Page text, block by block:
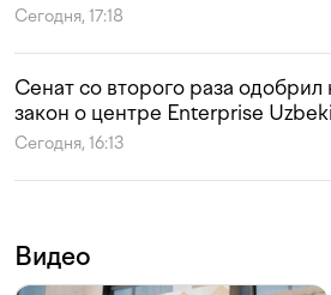
Сегодня, 17:18
Сенат со второго раза
закон о центре Enterprise
Сегодня, 16:13
Видео